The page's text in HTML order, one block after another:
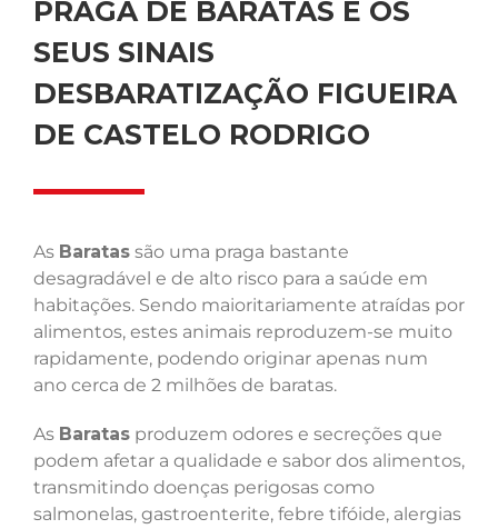
PRAGA DE BARATAS E OS
SEUS SINAIS
DESBARATIZAÇÃO FIGUEIRA
DE CASTELO RODRIGO
As Baratas são uma praga bastante
desagradável e de alto risco para a saúde em
habitações. Sendo maioritariamente atraídas por
alimentos, estes animais reproduzem-se muito
rapidamente, podendo originar apenas num
ano cerca de 2 milhões de baratas.
As Baratas produzem odores e secreções que
podem afetar a qualidade e sabor dos alimentos,
transmitindo doenças perigosas como
salmonelas, gastroenterite, febre tifóide, alergias